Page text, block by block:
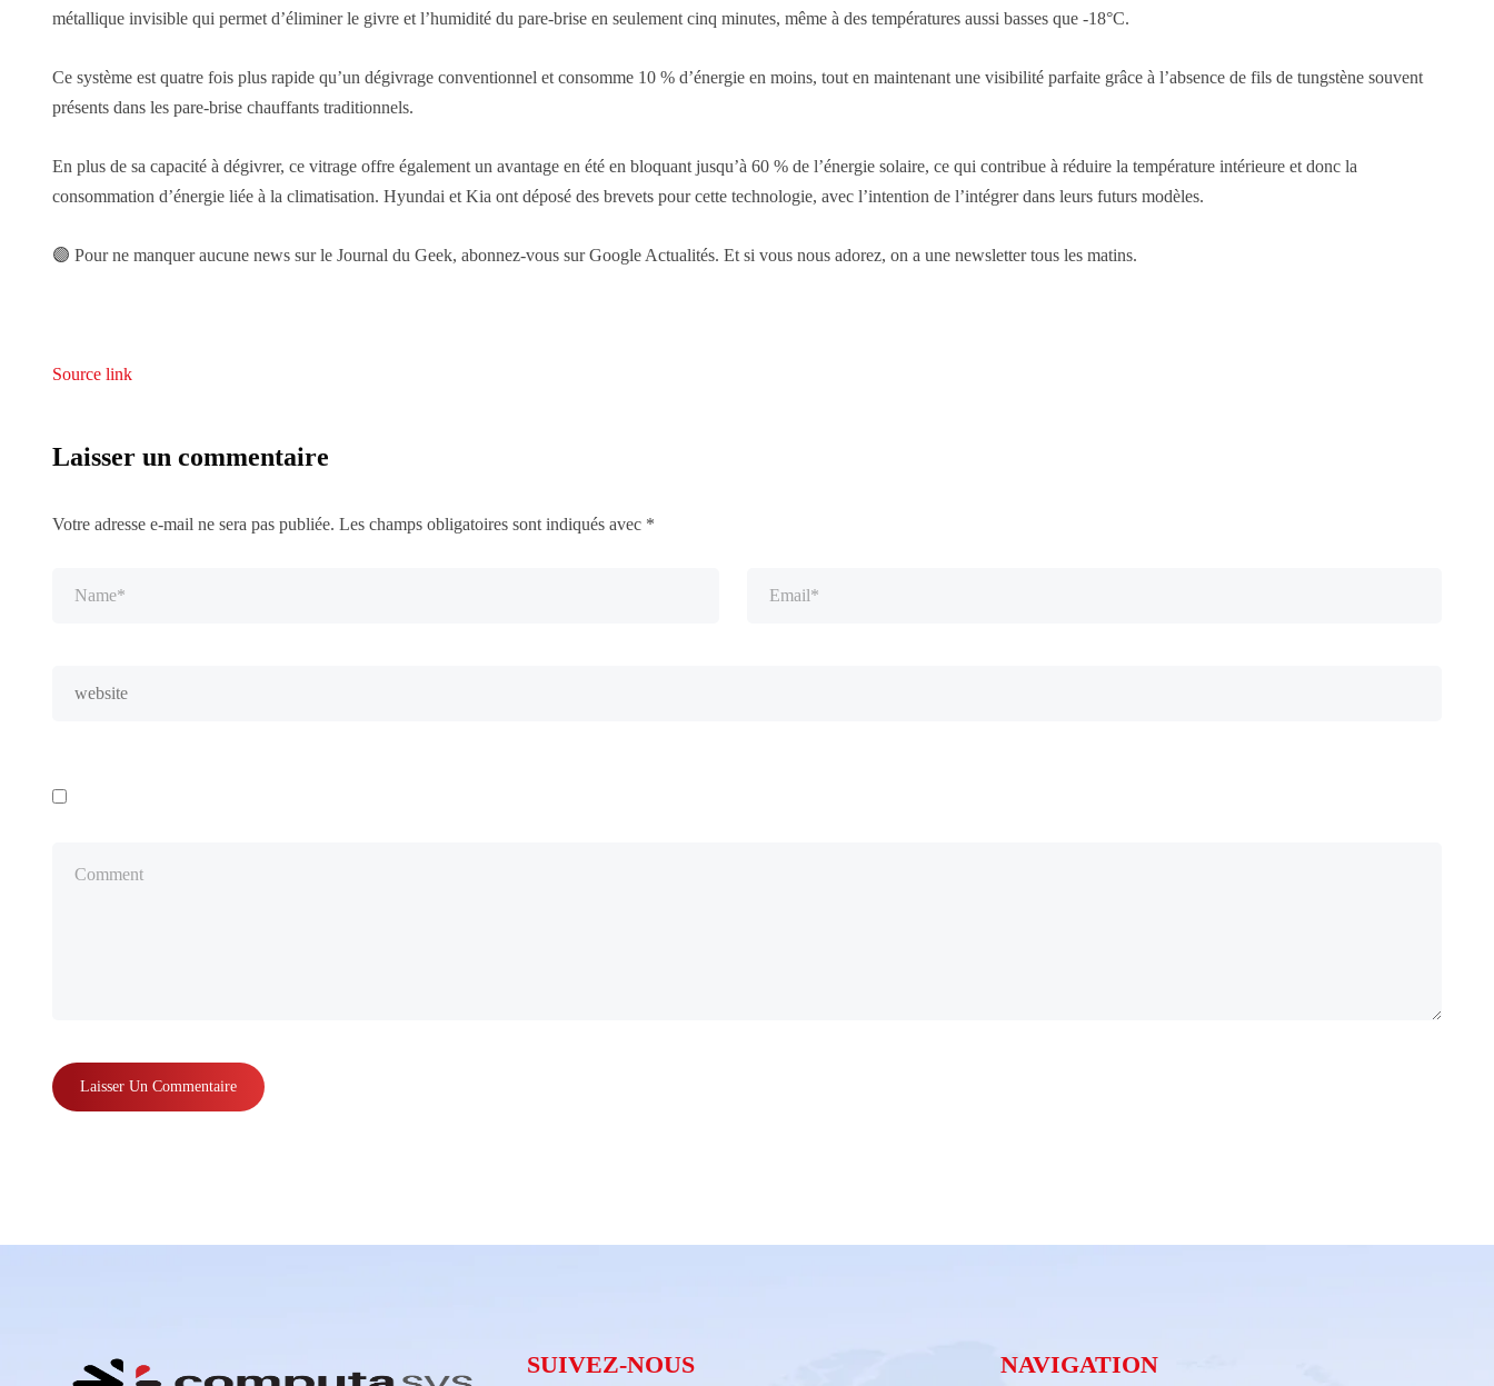
métallique invisible qui permet d’éliminer le givre et l’humidité du pare-brise en seulement cinq minutes, même à des températures aussi basses que -18°C.
Ce système est quatre fois plus rapide qu’un dégivrage conventionnel et consomme 10 % d’énergie en moins, tout en maintenant une visibilité parfaite grâce à l’absence de fils de tungstène souvent
présents dans les pare-brise chauffants traditionnels.
En plus de sa capacité à dégivrer, ce vitrage offre également un avantage en été en bloquant jusqu’à 60 % de l’énergie solaire, ce qui contribue à réduire la température intérieure et donc la
consommation d’énergie liée à la climatisation. Hyundai et Kia ont déposé des brevets pour cette technologie, avec l’intention de l’intégrer dans leurs futurs modèles.
🟣 Pour ne manquer aucune news sur le Journal du Geek, abonnez-vous sur Google Actualités. Et si vous nous adorez, on a une newsletter tous les matins.
Source link
Laisser un commentaire
Votre adresse e-mail ne sera pas publiée. Les champs obligatoires sont indiqués avec *
SUIVEZ-NOUS NAVIGATION